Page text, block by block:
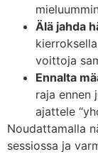
Älä jahda
voittoja
Ennalta
raja
ajattele
Noudattamalla
sessiossa ja